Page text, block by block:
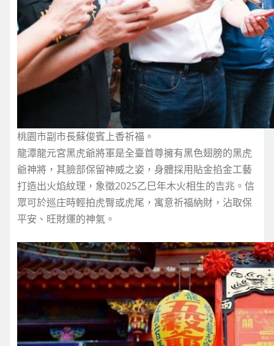
桃園市副市長蘇俊賓上香祈福。
龍潭龍元宮黑虎爺將軍是全臺首尊擁有黑色翅膀的黑虎
爺神將，其臉部保留神威之姿，身體採用貼金掐金工藝
打造出火焰紋理，象徵2025乙巳年木火相生的吉兆。信
眾可於巡庄時輕拍虎臀或虎尾，寓意祈福納財，沾取保
平安、旺財運的神氣。